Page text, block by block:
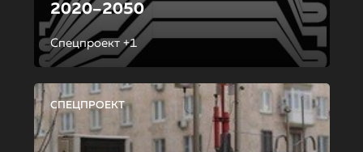
2020–2050
Спецпроект +1
СПЕЦПРОЕКТ